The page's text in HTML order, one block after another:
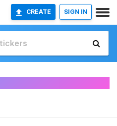
CREATE SIGN IN